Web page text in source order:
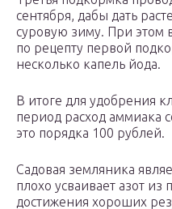
сентября, дабы дать
суровую зиму. При этом
по рецепту первой
несколько капель йода.
В итоге для удобрения
период расход аммиака
это порядка 100 рублей.
Садовая земляника
плохо усваивает азот из
достижения хороших